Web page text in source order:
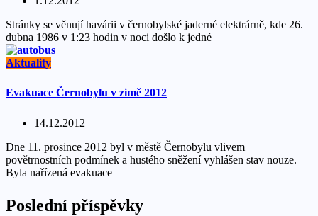
Stránky se věnují havárii v černobylské jaderné elektrárně, kde 26.
dubna 1986 v 1:23 hodin v noci došlo k jedné
Aktuality
Evakuace Černobylu v zimě 2012
14.12.2012
Dne 11. prosince 2012 byl v městě Černobylu vlivem
povětrnostních podmínek a hustého sněžení vyhlášen stav nouze.
Byla nařízená evakuace
Poslední příspěvky